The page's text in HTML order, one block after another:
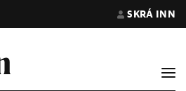
SKRÁ INN